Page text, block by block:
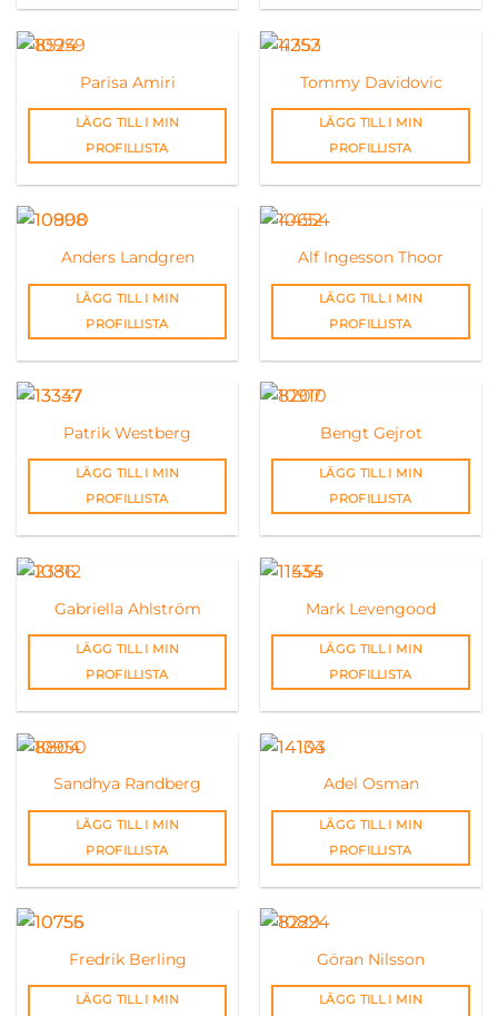
Parisa Amiri
LÄGG TILL I MIN
PROFILLISTA
Tommy Davidovic
LÄGG TILL I MIN
PROFILLISTA
Anders Landgren
LÄGG TILL I MIN
PROFILLISTA
Alf Ingesson Thoor
LÄGG TILL I MIN
PROFILLISTA
Patrik Westberg
LÄGG TILL I MIN
PROFILLISTA
Bengt Gejrot
LÄGG TILL I MIN
PROFILLISTA
Gabriella Ahlström
LÄGG TILL I MIN
PROFILLISTA
Mark Levengood
LÄGG TILL I MIN
PROFILLISTA
Sandhya Randberg
LÄGG TILL I MIN
PROFILLISTA
Adel Osman
LÄGG TILL I MIN
PROFILLISTA
Fredrik Berling
LÄGG TILL I MIN
Göran Nilsson
LÄGG TILL I MIN